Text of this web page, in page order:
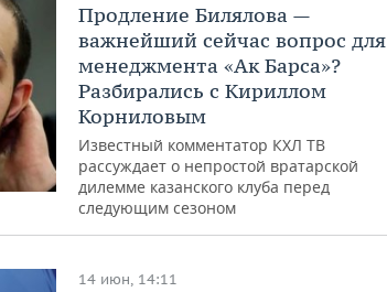
Продление Билялова —
важнейший сейчас вопрос для
менеджмента «Ак Барса»?
Разбирались с Кириллом
Корниловым
Известный комментатор КХЛ ТВ
рассуждает о непростой вратарской
дилемме казанского клуба перед
следующим сезоном
14 июн, 14:11